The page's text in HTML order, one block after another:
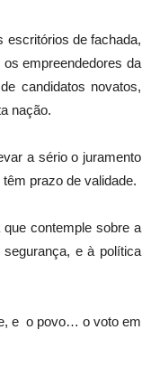
escritórios de fachada,
empreendedores da
candidatos novatos,
nação.
a sério o juramento
prazo de validade.
contemple sobre a
e à política
e o povo… o voto em